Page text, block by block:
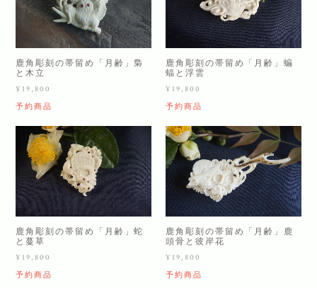
鹿角彫刻の帯留め「月齢」梟
と木立
¥19,800
予約商品
鹿角彫刻の帯留め「月齢」蝙
蝠と浮雲
¥19,800
予約商品
鹿角彫刻の帯留め「月齢」蛇
と蔓草
¥19,800
予約商品
鹿角彫刻の帯留め「月齢」鹿
頭骨と彼岸花
¥19,800
予約商品